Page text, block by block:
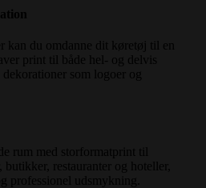
du omdanne dit køretøj til en
print til både hel- og delvis
som logoer og
rum med storformatprint til
restauranter og hoteller,
professionel udsmykning.